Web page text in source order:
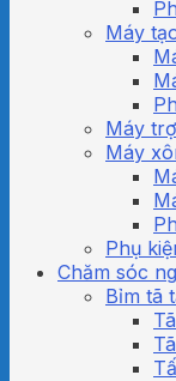
Máy
Máy
Máy
Phụ
Chăm sóc
Bỉm tã